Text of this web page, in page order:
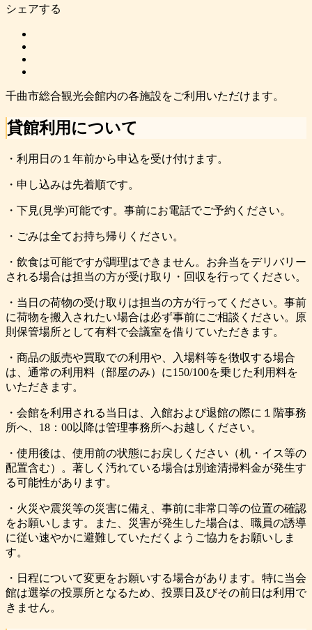
シェアする
千曲市総合観光会館内の各施設をご利用いただけます。
貸館利用について
・利用日の１年前から申込を受け付けます。
・申し込みは先着順です。
・下見(見学)可能です。事前にお電話でご予約ください。
・ごみは全てお持ち帰りください。
・飲食は可能ですが調理はできません。お弁当をデリバリー
される場合は担当の方が受け取り・回収を行ってください。
・当日の荷物の受け取りは担当の方が行ってください。事前
に荷物を搬入されたい場合は必ず事前にご相談ください。原
則保管場所として有料で会議室を借りていただきます。
・商品の販売や買取での利用や、入場料等を徴収する場合
は、通常の利用料（部屋のみ）に150/100を乗じた利用料を
いただきます。
・会館を利用される当日は、入館および退館の際に１階事務
所へ、18：00以降は管理事務所へお越しください。
・使用後は、使用前の状態にお戻しください（机・イス等の
配置含む）。著しく汚れている場合は別途清掃料金が発生す
る可能性があります。
・火災や震災等の災害に備え、事前に非常口等の位置の確認
をお願いします。また、災害が発生した場合は、職員の誘導
に従い速やかに避難していただくようご協力をお願いしま
す。
・日程について変更をお願いする場合があります。特に当会
館は選挙の投票所となるため、投票日及びその前日は利用で
きません。